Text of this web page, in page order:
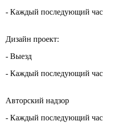
- Каждый последующий час
Дизайн проект:
- Выезд
- Каждый последующий час
Авторский надзор
- Каждый последующий час